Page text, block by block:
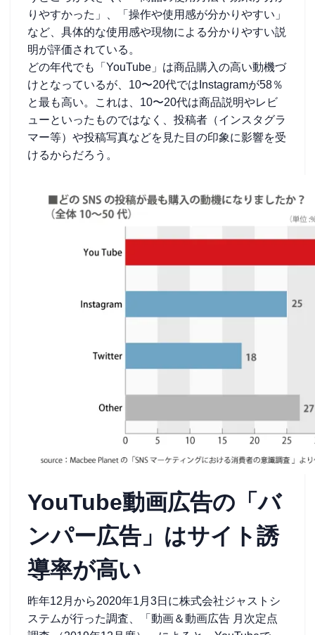
りやすかった」、「操作や使用感が分かりやすい」
など、具体的な使用感や現物による分かりやすい説
明が評価されている。
どの年代でも「YouTube」は商品購入の高い動機づ
けとなっているが、10〜20代ではInstagramが58％
と最も高い。これは、10〜20代は商品説明やレビ
ューといったものではなく、投稿者（インスタグラ
マー等）や投稿写真などを見た目の印象に影響を受
けるからだろう。
YouTube動画広告の「バ
ンパー広告」はサイト誘
導率が高い
昨年12月から2020年1月3日に株式会社ジャストシ
ステムが行った調査、「動画＆動画広告 月次定点